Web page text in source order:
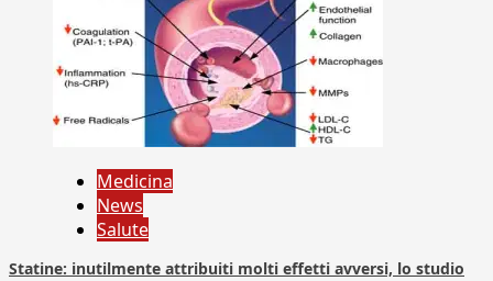
Medicina
News
Salute
Statine: inutilmente attribuiti molti effetti avversi, lo studio